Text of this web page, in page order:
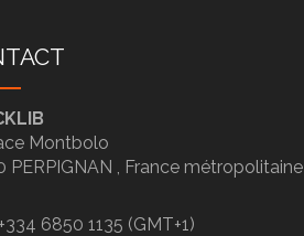
Montbolo
PERPIGNAN , France métropolitaine
+334 6850 1135 (GMT+1)